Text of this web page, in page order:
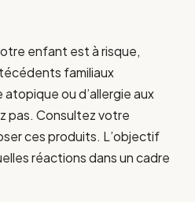
enfant est à risque,
familiaux
ou d’allergie aux
pas. Consultez votre
ces produits. L’objectif
réactions dans un cadre